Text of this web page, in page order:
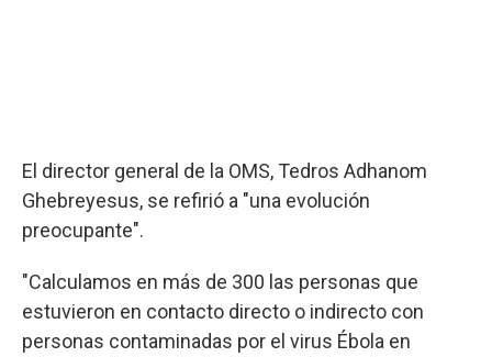
El director general de la OMS, Tedros Adhanom
Ghebreyesus, se refirió a "una evolución
preocupante".
"Calculamos en más de 300 las personas que
estuvieron en contacto directo o indirecto con
personas contaminadas por el virus Ébola en